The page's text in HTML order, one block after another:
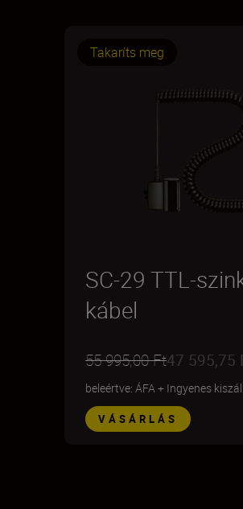
Takaríts meg
SC-29 TTL-
kábel
55 995,00 Ft47 595,75
beleértve: ÁFA+ Ingyenes
VÁSÁRLÁS